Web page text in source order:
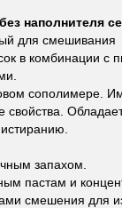
наполнителя
для смешивания
в комбинации с
сополимере.
свойства.
запахом.
пастам и
смешения для